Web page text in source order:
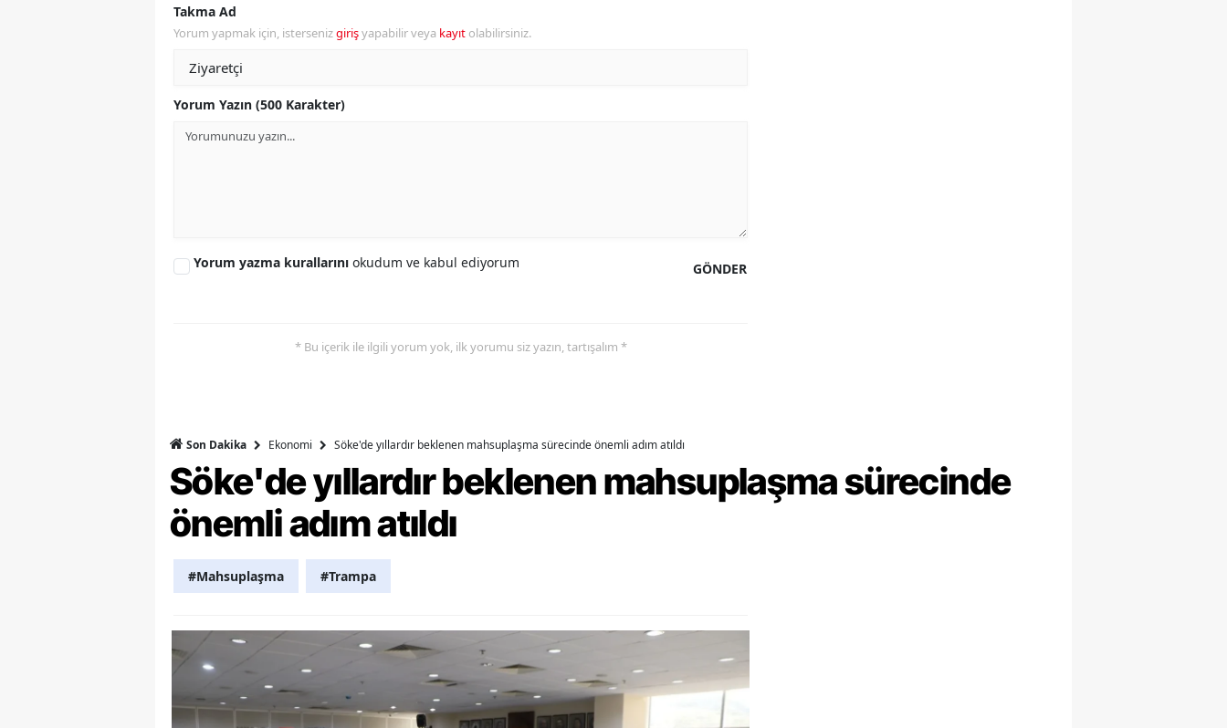
Yalova
Osmaniye
Düzce
Takma Ad
Yorum yapmak için, istersenizgirişyapabilir veya kayıt olabilirsiniz.
Yorum Yazın (500 Karakter)
GÖNDER
Yorum yazma kurallarını okudum ve kabul ediyorum
* Bu içerik ile ilgili yorum yok, ilk yorumu siz yazın, tartışalım *
Son Dakika Ekonomi Söke'de yıllardır beklenen mahsuplaşma sürecinde önemli adım atıldı
Söke'de yıllardır beklenen mahsuplaşma sürecinde
önemli adım atıldı
#Mahsuplaşma #Trampa